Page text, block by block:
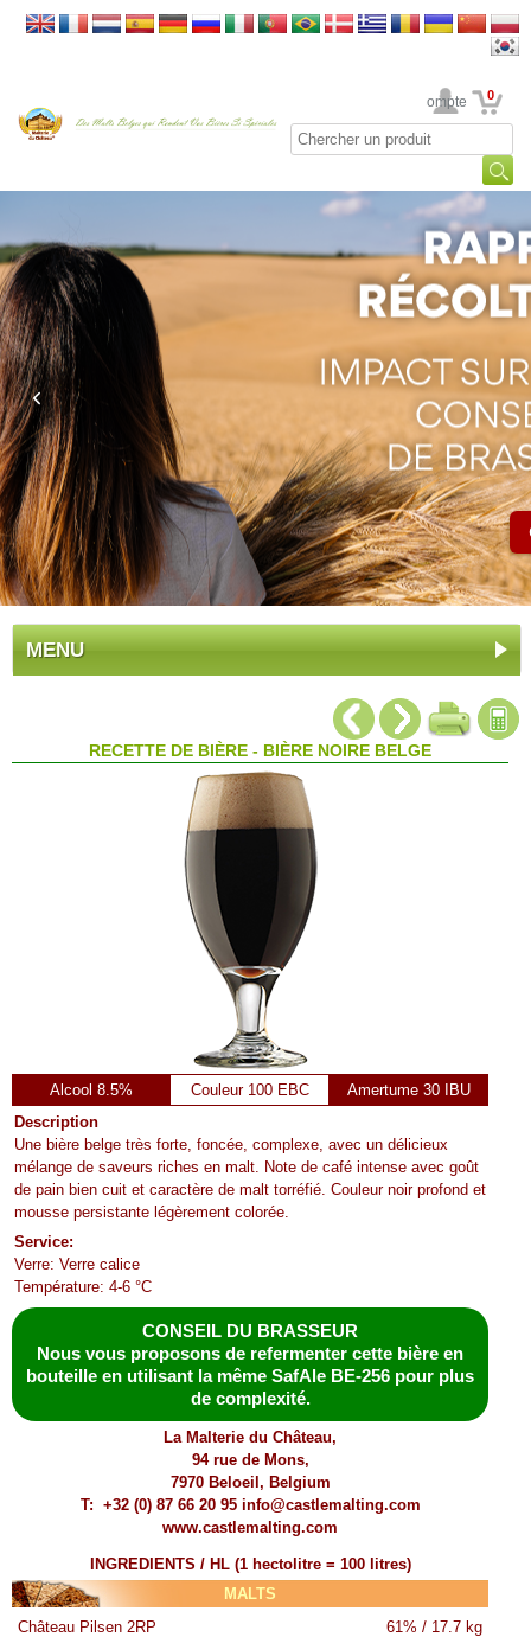
Votre Compte 0
MENU
RECETTE DE BIÈRE - BIÈRE NOIRE BELGE
Alcool 8.5% Couleur 100 EBC
Amertume 30 IBU
Description
Une bière belge très forte, foncée, complexe, avec un délicieux
mélange de saveurs riches en malt. Note de café intense avec goût
de pain bien cuit et caractère de malt torréfié. Couleur noir profond et
mousse persistante légèrement colorée.
Service:
Verre: Verre calice
Température: 4-6 °C
CONSEIL DU BRASSEUR
Nous vous proposons de refermenter cette bière en
bouteille en utilisant la même SafAle BE-256 pour plus
de complexité.
La Malterie du Château,
94 rue de Mons,
7970 Beloeil, Belgium
T: +32 (0) 87 66 20 95 info@castlemalting.com
www.castlemalting.com
INGREDIENTS / HL (1 hectolitre = 100 litres)
MALTS
Château Pilsen 2RP
61% / 17.7 kg